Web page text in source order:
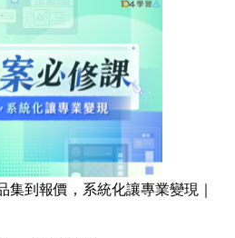
到報價，系統化讓專業變現｜